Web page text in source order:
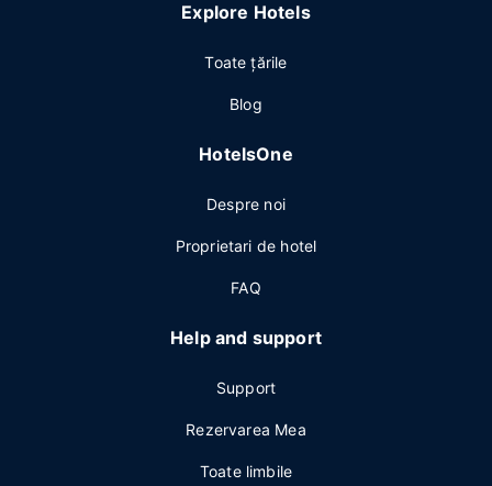
Explore Hotels
Toate ţările
Blog
HotelsOne
Despre noi
Proprietari de hotel
FAQ
Help and support
Support
Rezervarea Mea
Toate limbile